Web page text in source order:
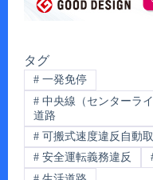
タグ
#一発免停
#中央線（センターラ
道路
#可搬式速度違反自動
#安全運転義務違反